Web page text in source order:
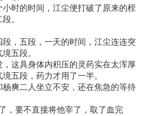
时的时间，江尘便打破了原来的桎
。
，五段，一天的时间，江尘连连突
五段。
这具身体内积压的灵药实在太浑厚
五段，药力才用了一半。
爽二人坐立不安，还在焦急的等待
要不直接将他宰了，取了血完